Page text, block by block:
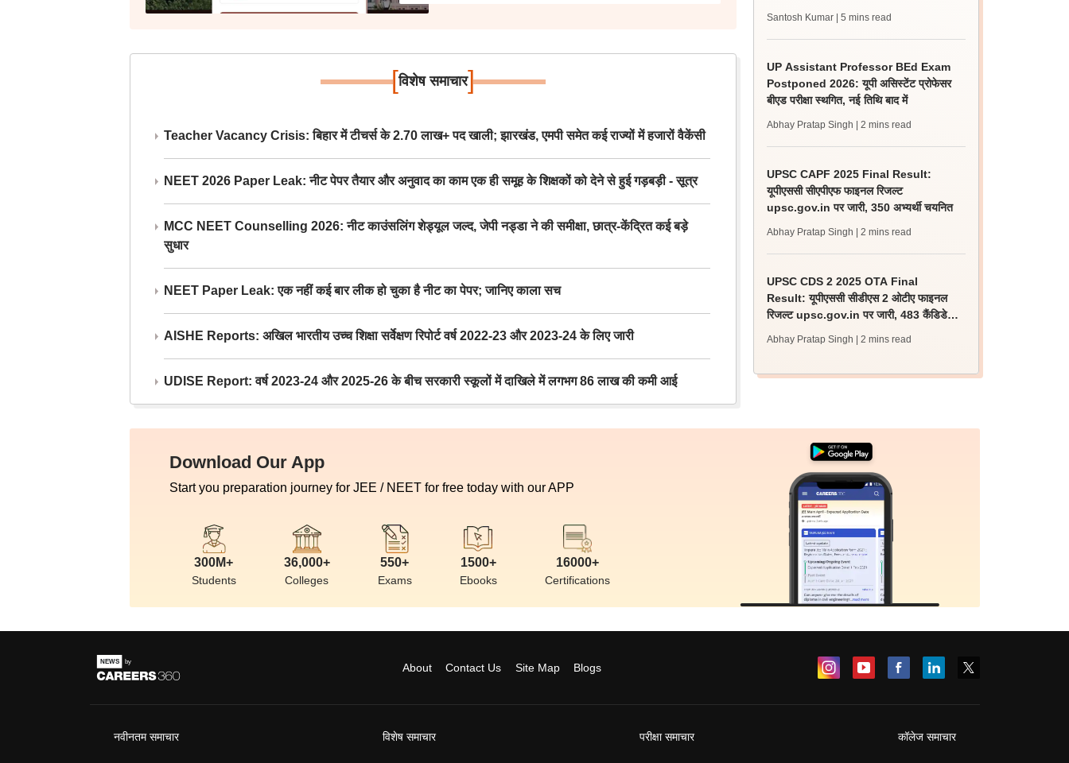
[विशेष समाचार]
Teacher Vacancy Crisis: बिहार में टीचर्स के 2.70 लाख+ पद खाली; झारखंड, एमपी समेत कई राज्यों में हजारों वैकेंसी
NEET 2026 Paper Leak: नीट पेपर तैयार और अनुवाद का काम एक ही समूह के शिक्षकों को देने से हुई गड़बड़ी - सूत्र
MCC NEET Counselling 2026: नीट काउंसलिंग शेड्यूल जल्द, जेपी नड्डा ने की समीक्षा, छात्र-केंद्रित कई बड़े
सुधार
NEET Paper Leak: एक नहीं कई बार लीक हो चुका है नीट का पेपर; जानिए काला सच
AISHE Reports: अखिल भारतीय उच्च शिक्षा सर्वेक्षण रिपोर्ट वर्ष 2022-23 और 2023-24 के लिए जारी
UDISE Report: वर्ष 2023-24 और 2025-26 के बीच सरकारी स्कूलों में दाखिले में लगभग 86 लाख की कमी आई
Santosh Kumar | 5 mins read
UP Assistant Professor BEd Exam
Postponed 2026: यूपी असिस्टेंट प्रोफेसर
बीएड परीक्षा स्थगित, नई तिथि बाद में
Abhay Pratap Singh | 2 mins read
UPSC CAPF 2025 Final Result:
यूपीएससी सीएपीएफ फाइनल रिजल्ट
upsc.gov.in पर जारी, 350 अभ्यर्थी चयनित
Abhay Pratap Singh | 2 mins read
UPSC CDS 2 2025 OTA Final
Result: यूपीएससी सीडीएस 2 ओटीए फाइनल
रिजल्ट upsc.gov.in पर जारी, 483 कैंडिडेट
Abhay Pratap Singh | 2 mins read
Download Our App
Start you preparation journey for JEE / NEET for free today with our APP
300M+
Students
36,000+
Colleges
550+
Exams
1500+
Ebooks
16000+
Certifications
About Contact Us Site Map Blogs
नवीनतम समाचार विशेष समाचार परीक्षा समाचार कॉलेज समाचार